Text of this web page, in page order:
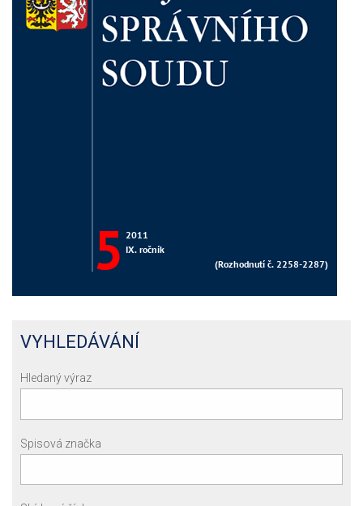
VYHLEDÁVÁNÍ
Hledaný výraz
Spisová značka